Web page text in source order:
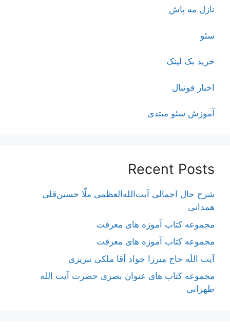
نازل مه پاش
سئو
خرید بک لینک
اخبار فوتبال
آموزش سئو مبتدی
Recent Posts
شرح حال اجمالی آیت‌الله‌العظمی ملّا حسین‌قلی
همدانی
مجموعه کتاب آموزه های معرفت
مجموعه کتاب آموزه های معرفت
آیت اللَه حاج میرزا جواد آقا ملکی تبریزی
مجموعه کتاب های عنوان بصری حضرت آیت الله
طهرانی